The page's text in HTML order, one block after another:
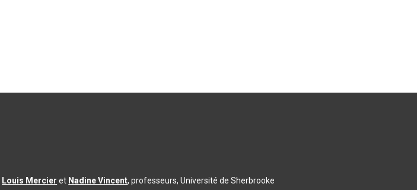
Louis Mercier et Nadine Vincent, professeurs, Université de Sherbrooke